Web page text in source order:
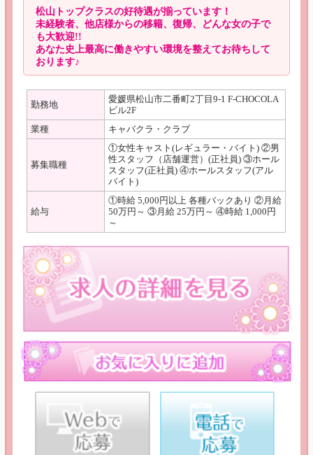
松山トップクラスの好待遇が揃っています！
未経験者、他店様からの移籍、復帰、どんな女の子で
も大歓迎!!
あなた史上最高に働きやすい環境を整えてお待ちして
おります♪
勤務地
愛媛県松山市二番町2丁目9-1 F-CHOCOLA
ビル2F
業種
キャバクラ・クラブ
募集職種
①女性キャスト(レギュラー・バイト) ②男
性スタッフ（店舗運営）(正社員) ③ホール
スタッフ(正社員) ④ホールスタッフ(アル
バイト)
給与
①時給 5,000円以上 各種バックあり ②月給
50万円～ ③月給 25万円～ ④時給 1,000円
～